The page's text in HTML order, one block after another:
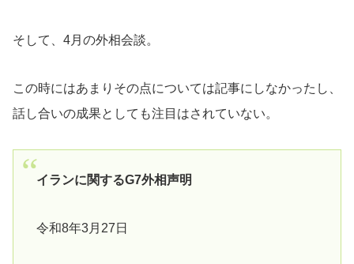
そして、4月の外相会談。
この時にはあまりその点については記事にしなかったし、
話し合いの成果としても注目はされていない。
イランに関するG7外相声明
令和8年3月27日